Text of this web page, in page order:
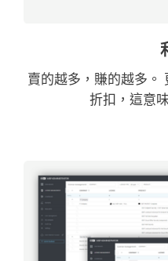
賣的越多，賺的越多。
折扣，這意